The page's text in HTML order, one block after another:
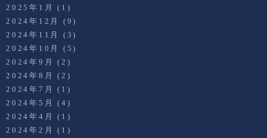
2025年1月
(1)
2024年12月
(9)
2024年11月
(3)
2024年10月
(5)
2024年9月
(2)
2024年8月
(2)
2024年7月
(1)
2024年5月
(4)
2024年4月
(1)
2024年2月
(1)